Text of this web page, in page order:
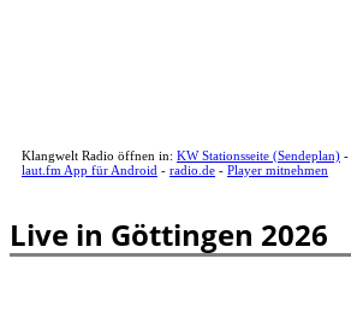
Klangwelt Radio öffnen in: KW Stationsseite (Sendeplan) -
laut.fm App für Android - radio.de - Player mitnehmen
Live in Göttingen 2026